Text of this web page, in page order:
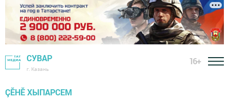
СУВАР
г. Казань
16+
ÇӖНӖ ХЫПАРСЕМ